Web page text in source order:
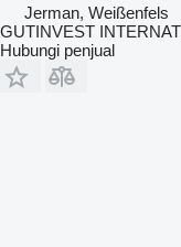
Jerman, Weißenfels
GUTINVEST
Hubungi penjual